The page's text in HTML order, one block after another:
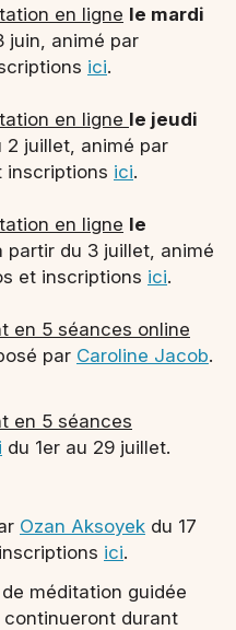
en ligne le mardi
juin, animé par
ici.
en ligne le jeudi
2 juillet, animé par
inscriptions ici.
en ligne le
partir du 3 juillet, animé
et inscriptions ici.
en 5 séances online
par Caroline Jacob.
en 5 séances
du 1er au 29 juillet.
Ozan Aksoyek du 17
ici.
méditation guidée
continueront durant